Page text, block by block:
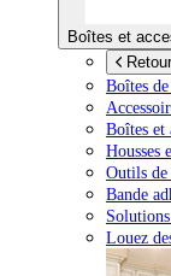
Boîtes et
Boîtes
Boîtes et
Housses
Outils de
Bande
Louez